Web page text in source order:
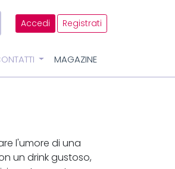
Accedi Registrati
MAGAZINE
l'umore di una
un drink gustoso,